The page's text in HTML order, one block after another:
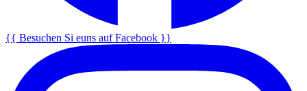
{{ Besuchen Si euns auf Facebook }}